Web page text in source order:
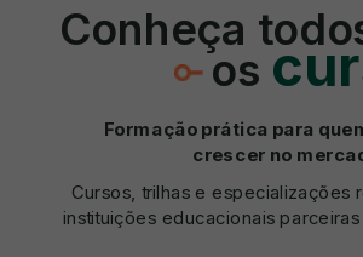
Conheça
os
Formação prática para
crescer no
Cursos, trilhas e especializações
instituições educacionais